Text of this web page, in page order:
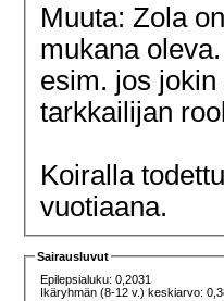
Muuta: Zola
mukana
esim. jos
tarkkailijan
Koiralla
vuotiaana.
Sairausluvut
Epilepsialuku: 0,2031
Ikäryhmän (8-12 v.) keskiarvo: